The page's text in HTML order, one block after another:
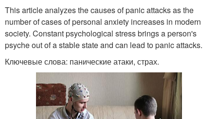
This article analyzes the causes of panic attacks as the
number of cases of personal anxiety increases in modern
society. Constant psychological stress brings a person's
psyche out of a stable state and can lead to panic attacks.
Ключевые слова: панические атаки, страх.